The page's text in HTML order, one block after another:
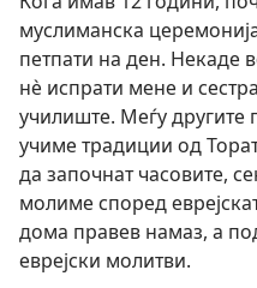
муслиманска
петпати на ден. Некаде
нѐ испрати мене и
училиште. Меѓу
учиме традиции од
да започнат часовите,
молиме според
дома правев намаз, а
еврејски молитви.